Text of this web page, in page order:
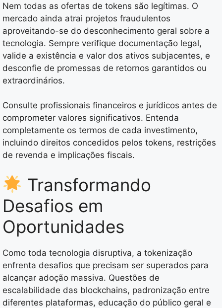
Nem todas as ofertas de tokens são legítimas. O
mercado ainda atrai projetos fraudulentos
aproveitando-se do desconhecimento geral sobre a
tecnologia. Sempre verifique documentação legal,
valide a existência e valor dos ativos subjacentes, e
desconfie de promessas de retornos garantidos ou
extraordinários.
Consulte profissionais financeiros e jurídicos antes de
comprometer valores significativos. Entenda
completamente os termos de cada investimento,
incluindo direitos concedidos pelos tokens, restrições
de revenda e implicações fiscais.
Transformando
Desafios em
Oportunidades
Como toda tecnologia disruptiva, a tokenização
enfrenta desafios que precisam ser superados para
alcançar adoção massiva. Questões de
escalabilidade das blockchains, padronização entre
diferentes plataformas, educação do público geral e